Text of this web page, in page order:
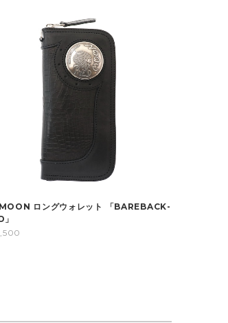
ロングウォレット 「BAREBACK-